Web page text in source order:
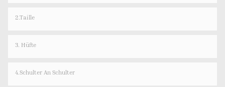
2.Taille
3. Hüfte
4.Schulter An Schulter